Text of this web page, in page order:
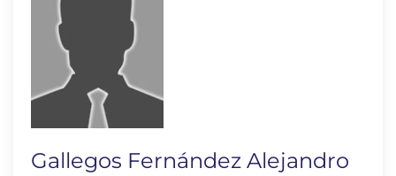
Gallegos Fernández Alejandro